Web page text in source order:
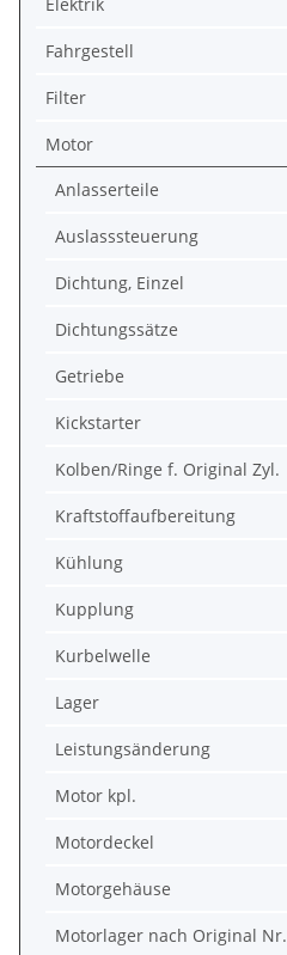
Fahrgestell
Filter
Motor
Anlasserteile
Auslasssteuerung
Dichtung, Einzel
Dichtungssätze
Getriebe
Kickstarter
Kolben/Ringe f. Original Zyl.
Kraftstoffaufbereitung
Kühlung
Kupplung
Kurbelwelle
Lager
Leistungsänderung
Motor kpl.
Motordeckel
Motorgehäuse
Motorlager nach Original Nr.